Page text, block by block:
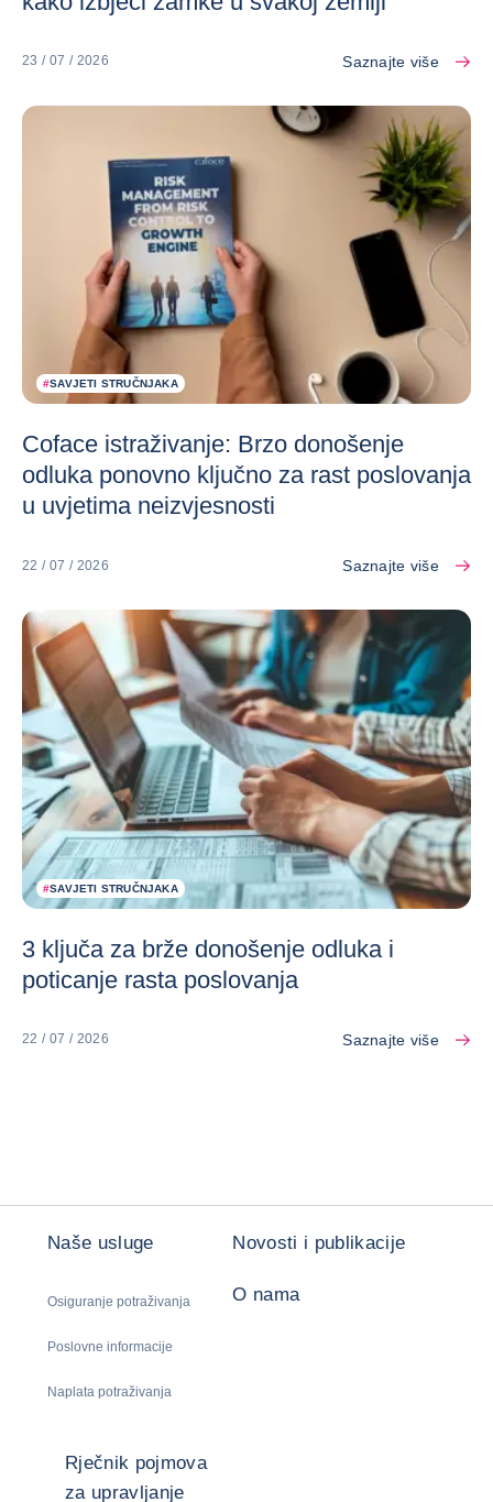
23 / 07 / 2026 Saznajte više
#SAVJETI STRUČNJAKA
Coface istraživanje: Brzo donošenje
odluka ponovno ključno za rast poslovanja
u uvjetima neizvjesnosti
22 / 07 / 2026 Saznajte više
#SAVJETI STRUČNJAKA
3 ključa za brže donošenje odluka i
poticanje rasta poslovanja
22 / 07 / 2026 Saznajte više
Naše usluge
Osiguranje potraživanja
Poslovne informacije
Naplata potraživanja
Novosti i publikacije
O nama
Rječnik pojmova
za upravljanje